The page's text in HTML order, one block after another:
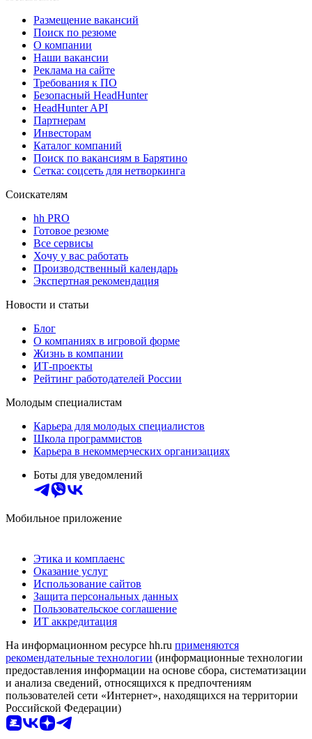
Размещение вакансий
Поиск по резюме
О компании
Наши вакансии
Реклама на сайте
Требования к ПО
Безопасный HeadHunter
HeadHunter API
Партнерам
Инвесторам
Каталог компаний
Поиск по вакансиям в Барятино
Сетка: соцсеть для нетворкинга
Соискателям
hh PRO
Готовое резюме
Все сервисы
Хочу у вас работать
Производственный календарь
Экспертная рекомендация
Новости и статьи
Блог
О компаниях в игровой форме
Жизнь в компании
ИТ-проекты
Рейтинг работодателей России
Молодым специалистам
Карьера для молодых специалистов
Школа программистов
Карьера в некоммерческих организациях
Боты для уведомлений
Мобильное приложение
Этика и комплаенс
Оказание услуг
Использование сайтов
Защита персональных данных
Пользовательское соглашение
ИТ аккредитация
На информационном ресурсе hh.ru применяются
рекомендательные технологии (информационные технологии
предоставления информации на основе сбора, систематизации
и анализа сведений, относящихся к предпочтениям
пользователей сети «Интернет», находящихся на территории
Российской Федерации)